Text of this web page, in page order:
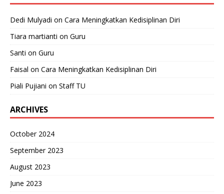
Dedi Mulyadi on Cara Meningkatkan Kedisiplinan Diri
Tiara martianti on Guru
Santi on Guru
Faisal on Cara Meningkatkan Kedisiplinan Diri
Piali Pujiani on Staff TU
ARCHIVES
October 2024
September 2023
August 2023
June 2023